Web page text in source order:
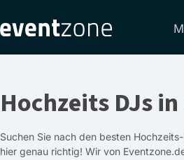
Hochzeits DJs
Suchen Sie nach den besten
hier genau richtig! Wir von